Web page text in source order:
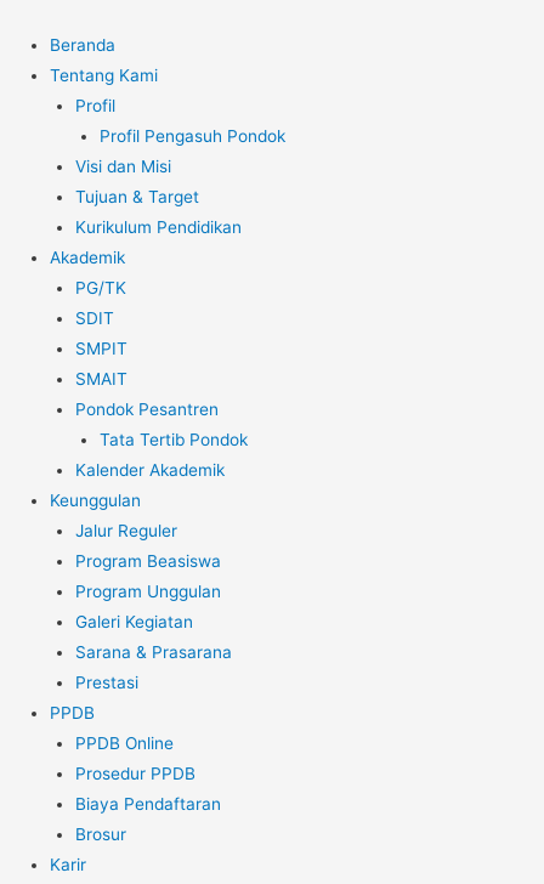
Beranda
Tentang Kami
Profil
Profil Pengasuh Pondok
Visi dan Misi
Tujuan & Target
Kurikulum Pendidikan
Akademik
PG/TK
SDIT
SMPIT
SMAIT
Pondok Pesantren
Tata Tertib Pondok
Kalender Akademik
Keunggulan
Jalur Reguler
Program Beasiswa
Program Unggulan
Galeri Kegiatan
Sarana & Prasarana
Prestasi
PPDB
PPDB Online
Prosedur PPDB
Biaya Pendaftaran
Brosur
Karir